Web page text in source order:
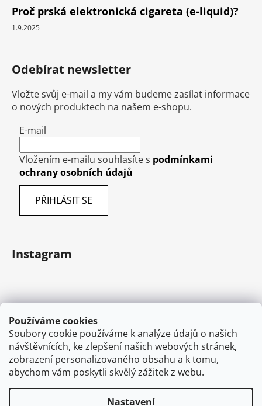
Používáme cookies
Soubory cookie používáme k analýze údajů o našich
návštěvnících, ke zlepšení našich webových stránek,
zobrazení personalizovaného obsahu a k tomu,
abychom vám poskytli skvělý zážitek z webu.
Nastavení
Proč prská elektronická cigareta (e-liquid)?
1.9.2025
Odebírat newsletter
Vložte svůj e-mail a my vám budeme zasílat informace
o nových produktech na našem e-shopu.
E-mail
Vložením e-mailu souhlasíte s podmínkami
ochrany osobních údajů
PŘIHLÁSIT SE
Instagram
Sledovat na Instagramu